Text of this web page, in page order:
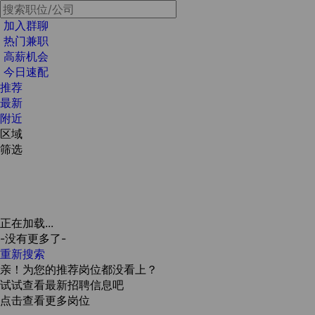
加入群聊
热门兼职
高薪机会
今日速配
推荐
最新
附近
区域
筛选
正在加载...
-没有更多了-
重新搜索
亲！为您的推荐岗位都没看上？
试试查看最新招聘信息吧
点击查看更多岗位